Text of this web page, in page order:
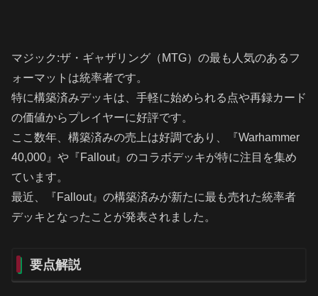
マジック:ザ・ギャザリング（MTG）の最も人気のあるフ
ォーマットは統率者です。
特に構築済みデッキは、手軽に始められる点や再録カード
の価値からプレイヤーに好評です。
ここ数年、構築済みの売上は好調であり、『Warhammer
40,000』や『Fallout』のコラボデッキが特に注目を集め
ています。
最近、『Fallout』の構築済みが新たに最も売れた統率者
デッキとなったことが発表されました。
要点解説